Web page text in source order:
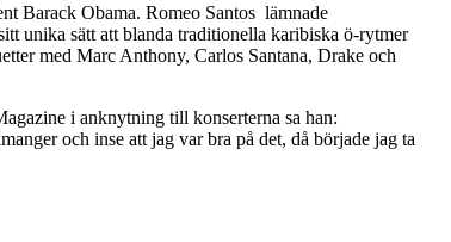
Barack Obama. Romeo Santos lämnade
unika sätt att blanda traditionella karibiska ö-rytmer
med Marc Anthony, Carlos Santana, Drake och
i anknytning till konserterna sa han:
och inse att jag var bra på det, då började jag ta